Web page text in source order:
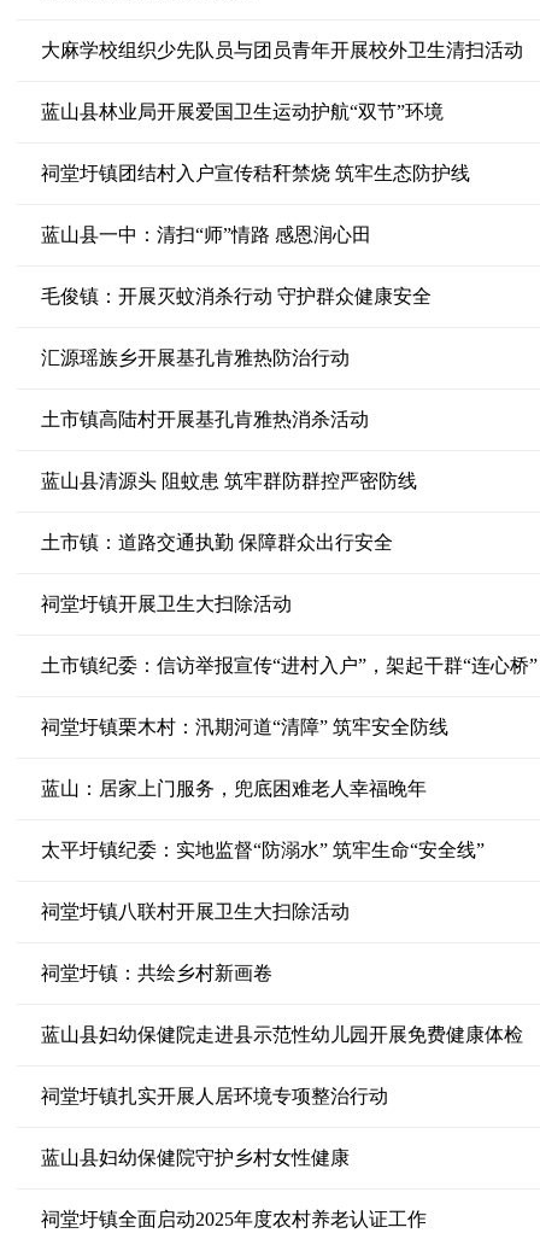
大麻学校组织少先队员与团员青年开展校外卫生清扫活动
蓝山县林业局开展爱国卫生运动护航“双节”环境
祠堂圩镇团结村入户宣传秸秆禁烧 筑牢生态防护线
蓝山县一中：清扫“师”情路 感恩润心田
毛俊镇：开展灭蚊消杀行动 守护群众健康安全
汇源瑶族乡开展基孔肯雅热防治行动
土市镇高陆村开展基孔肯雅热消杀活动
蓝山县清源头 阻蚊患 筑牢群防群控严密防线
土市镇：道路交通执勤 保障群众出行安全
祠堂圩镇开展卫生大扫除活动
土市镇纪委：信访举报宣传“进村入户”，架起干群“连心桥”
祠堂圩镇栗木村：汛期河道“清障” 筑牢安全防线
蓝山：居家上门服务，兜底困难老人幸福晚年
太平圩镇纪委：实地监督“防溺水” 筑牢生命“安全线”
祠堂圩镇八联村开展卫生大扫除活动
祠堂圩镇：共绘乡村新画卷
蓝山县妇幼保健院走进县示范性幼儿园开展免费健康体检
祠堂圩镇扎实开展人居环境专项整治行动
蓝山县妇幼保健院守护乡村女性健康
祠堂圩镇全面启动2025年度农村养老认证工作